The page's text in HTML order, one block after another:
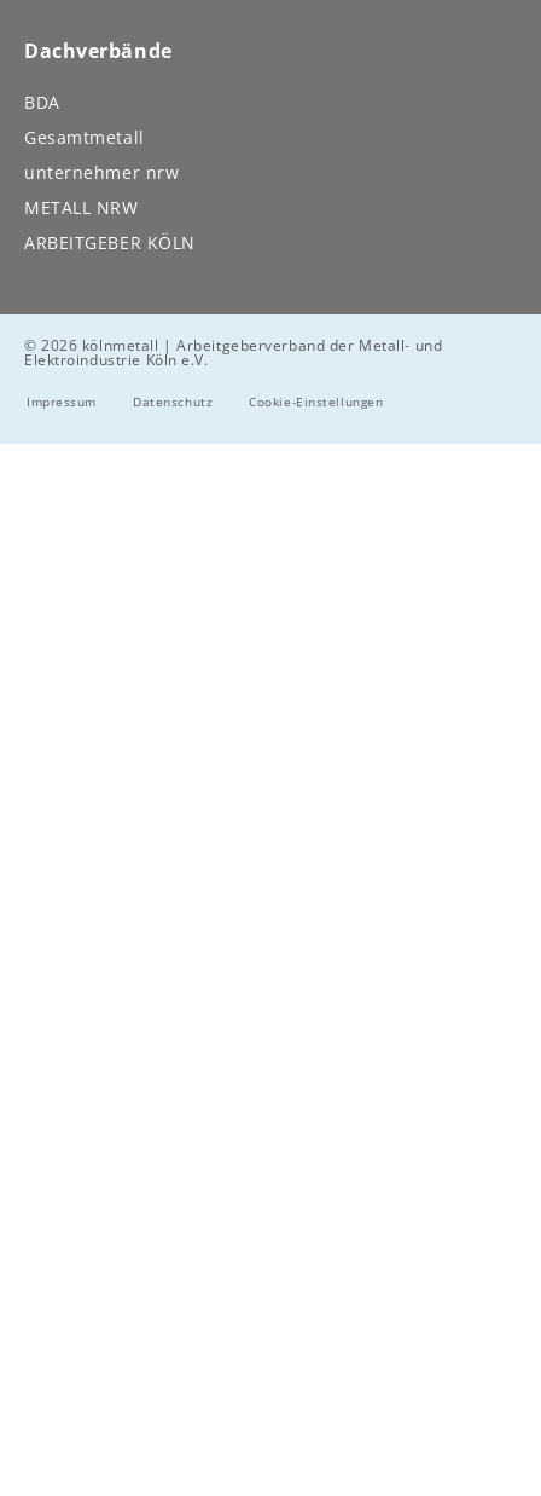
Dachverbände
BDA
Gesamtmetall
unternehmer nrw
METALL NRW
ARBEITGEBER KÖLN
© 2026 kölnmetall | Arbeitgeberverband der Metall- und
Elektroindustrie Köln e.V.
Impressum Datenschutz Cookie-Einstellungen